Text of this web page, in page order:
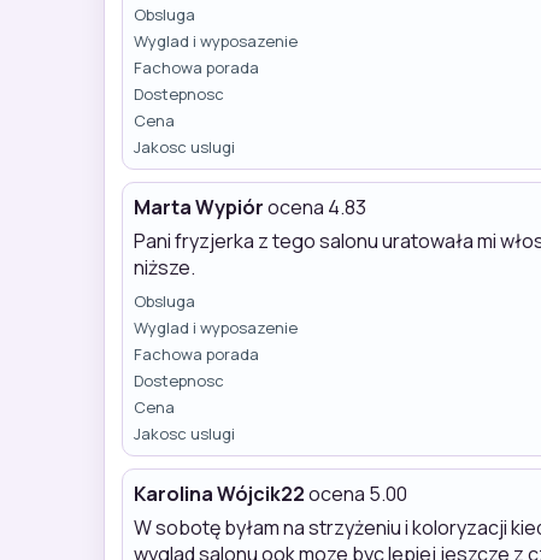
Obsluga
Wyglad i wyposazenie
Fachowa porada
Dostepnosc
Cena
Jakosc uslugi
Marta Wypiórocena 4.83
Pani fryzjerka z tego salonu uratowała mi
niższe.
Obsluga
Wyglad i wyposazenie
Fachowa porada
Dostepnosc
Cena
Jakosc uslugi
Karolina Wójcik22ocena 5.00
W sobotę byłam na strzyżeniu i koloryzacji
wyglad salonu ook moze byc lepiej jeszcze z